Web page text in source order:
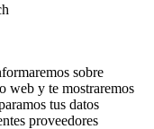
sobre
web y te mostraremos
tus datos
proveedores